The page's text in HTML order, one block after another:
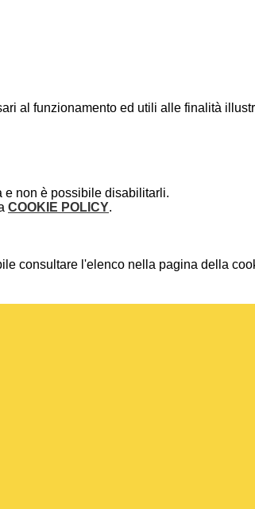
al funzionamento ed utili alle finalità
e non è possibile disabilitarli.
COOKIE POLICY.
consultare l'elenco nella pagina della